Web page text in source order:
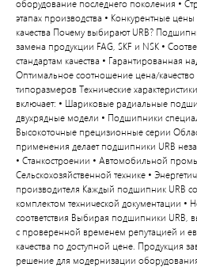
оборудование последнего поколения •
этапах производства • Конкурентные
качества Почему выбирают URB?
замена продукции FAG, SKF и NSK •
стандартам качества • Гарантированная
Оптимальное соотношение цена/
типоразмеров Технические
включает: • Шариковые радиальные
двухрядные модели • Подшипники
Высокоточные прецизионные серии
применения делает подшипники URB
• Станкостроении • Автомобильной
Сельскохозяйственной технике •
производителя Каждый подшипник URB
комплектом технической документации •
соответствия Выбирая подшипники URB,
с проверенной временем репутацией и
качества по доступной цене. Продукция
решение для модернизации